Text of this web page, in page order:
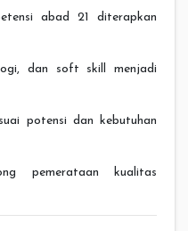
abad 21 diterapkan
dan soft skill menjadi
potensi dan kebutuhan
pemerataan kualitas